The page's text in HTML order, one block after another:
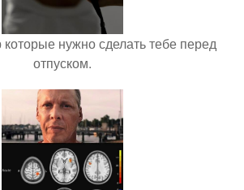
нужно сделать тебе перед
отпуском.